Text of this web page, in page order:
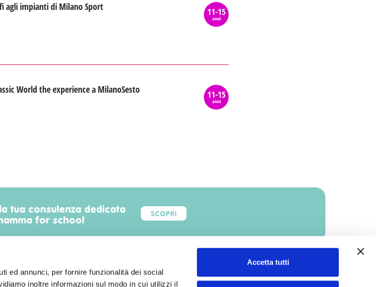
ed annunci, per fornire funzionalità dei social
inoltre informazioni sul modo in cui utilizzi il
Accetta tutti
agli impianti di Milano Sport 11-15
anni
World the experience a MilanoSesto 11-15
anni
tua consulenza dedicata
for school
SCOPRI
servizi, sconti, eventi